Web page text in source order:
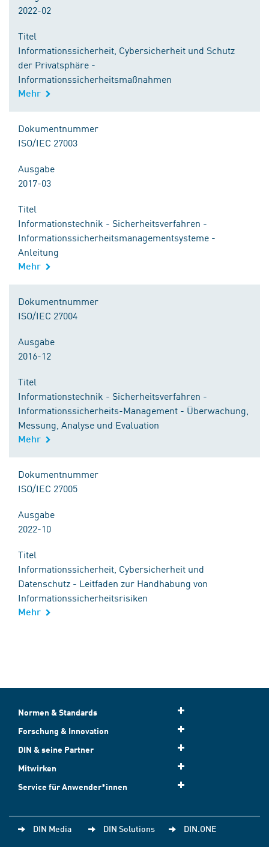
2022-02
Titel
Informationssicherheit, Cybersicherheit und Schutz
der Privatsphäre -
Informationssicherheitsmaßnahmen
Mehr
Dokumentnummer
ISO/IEC 27003
Ausgabe
2017-03
Titel
Informationstechnik - Sicherheitsverfahren -
Informationssicherheitsmanagementsysteme -
Anleitung
Mehr
Dokumentnummer
ISO/IEC 27004
Ausgabe
2016-12
Titel
Informationstechnik - Sicherheitsverfahren -
Informationssicherheits-Management - Überwachung,
Messung, Analyse und Evaluation
Mehr
Dokumentnummer
ISO/IEC 27005
Ausgabe
2022-10
Titel
Informationssicherheit, Cybersicherheit und
Datenschutz - Leitfaden zur Handhabung von
Informationssicherheitsrisiken
Mehr
Normen & Standards
Forschung & Innovation
DIN & seine Partner
Mitwirken
Service für Anwender*innen
DIN Media DIN Solutions DIN.ONE